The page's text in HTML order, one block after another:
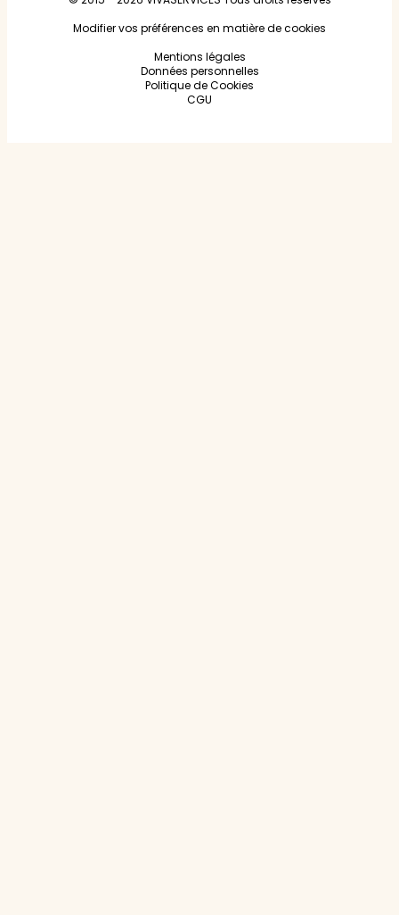
Modifier vos préférences en matière de cookies
Mentions légales
Données personnelles
Politique de Cookies
CGU